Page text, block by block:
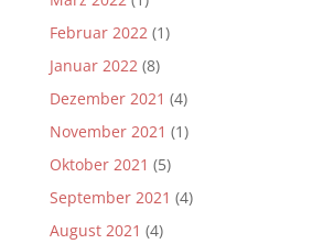
Februar 2022(1)
Januar 2022(8)
Dezember 2021 (4)
November 2021 (1)
Oktober 2021 (5)
September 2021 (4)
August 2021 (4)